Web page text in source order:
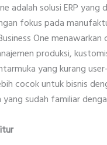
adalah solusi ERP yang
fokus pada
One menawarkan
produksi,
yang kurang
cocok untuk bisnis
sudah familiar